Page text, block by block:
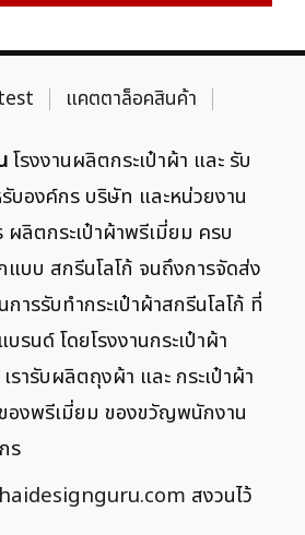
แคตตาล็อคสินค้า
โรงงานผลิตกระเป๋าผ้า และ รับ
บองค์กร บริษัท และหน่วยงาน
ผลิตกระเป๋าผ้าพรีเมี่ยม ครบ
บบ สกรีนโลโก้ จนถึงการจัดส่ง
ารรับทำกระเป๋าผ้าสกรีนโลโก้ ที่
นด์ โดยโรงงานกระเป๋าผ้า
ารับผลิตถุงผ้า และ กระเป๋าผ้า
ของพรีเมี่ยม ของขวัญพนักงาน
ร
สงวนไว้